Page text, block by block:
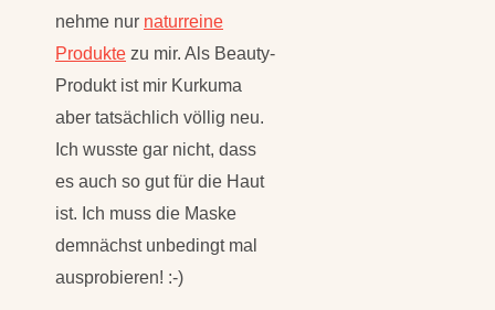
nehme nur naturreine
Produkte zu mir. Als Beauty-
Produkt ist mir Kurkuma
aber tatsächlich völlig neu.
Ich wusste gar nicht, dass
es auch so gut für die Haut
ist. Ich muss die Maske
demnächst unbedingt mal
ausprobieren! :-)